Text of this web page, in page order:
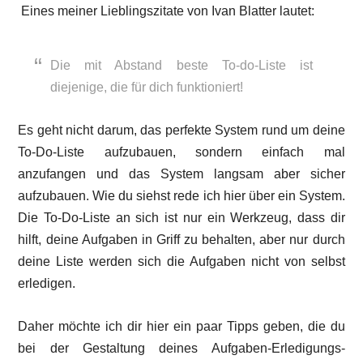
Eines meiner Lieblingszitate von Ivan Blatter lautet:
Die mit Abstand beste To-do-Liste ist
diejenige, die für dich funktioniert!
Es geht nicht darum, das perfekte System rund um deine
To-Do-Liste aufzubauen, sondern einfach mal
anzufangen und das System langsam aber sicher
aufzubauen. Wie du siehst rede ich hier über ein System.
Die To-Do-Liste an sich ist nur ein Werkzeug, dass dir
hilft, deine Aufgaben in Griff zu behalten, aber nur durch
deine Liste werden sich die Aufgaben nicht von selbst
erledigen.
Daher möchte ich dir hier ein paar Tipps geben, die du
bei der Gestaltung deines Aufgaben-Erledigungs-